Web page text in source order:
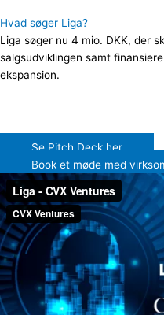
Hvad søger Liga?
Liga søger nu 4 mio. DKK, der
salgsudviklingen samt
ekspansion.
Se Pitch Deck her
Book et møde med